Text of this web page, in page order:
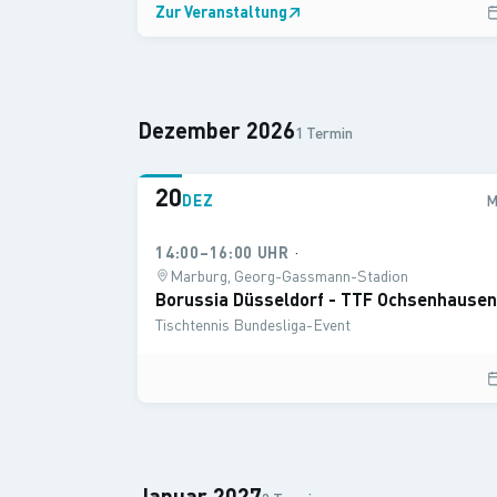
Zur Veranstaltung↗
Dezember 20261 Termin
20DEZ
14:00–16:00 UHR ·
Marburg, Georg-Gassmann-Stadion
Borussia Düsseldorf - TTF Ochsenhausen
Tischtennis Bundesliga-Event